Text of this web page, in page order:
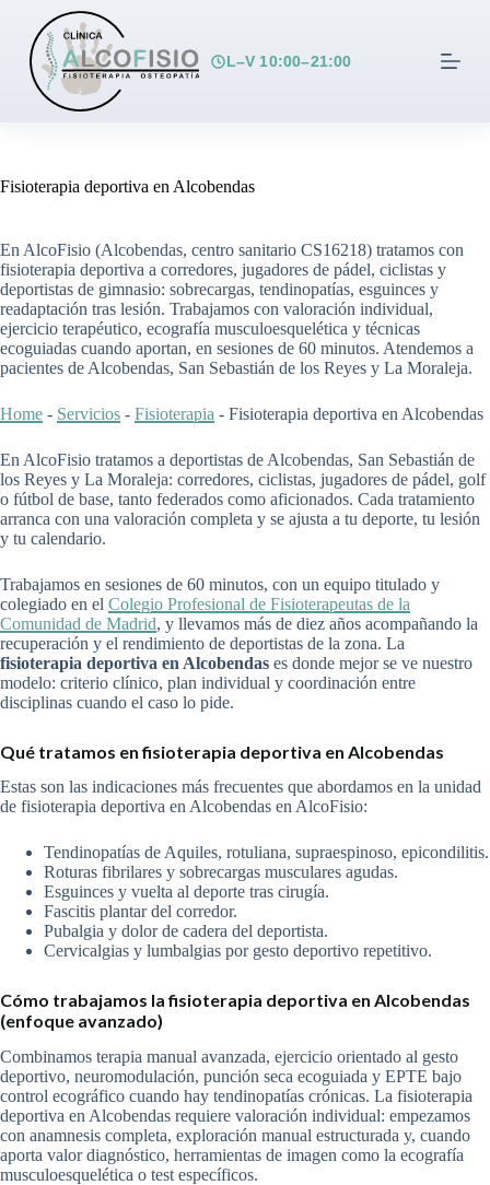
c
o
e
n
i
d
o
L–V 10:00–21:00
Fisioterapia deportiva en Alcobendas
En AlcoFisio (Alcobendas, centro sanitario CS16218) tratamos con
fisioterapia deportiva a corredores, jugadores de pádel, ciclistas y
deportistas de gimnasio: sobrecargas, tendinopatías, esguinces y
readaptación tras lesión. Trabajamos con valoración individual,
ejercicio terapéutico, ecografía musculoesquelética y técnicas
ecoguiadas cuando aportan, en sesiones de 60 minutos. Atendemos a
pacientes de Alcobendas, San Sebastián de los Reyes y La Moraleja.
Home - Servicios - Fisioterapia - Fisioterapia deportiva en Alcobendas
En AlcoFisio tratamos a deportistas de Alcobendas, San Sebastián de
los Reyes y La Moraleja: corredores, ciclistas, jugadores de pádel, golf
o fútbol de base, tanto federados como aficionados. Cada tratamiento
arranca con una valoración completa y se ajusta a tu deporte, tu lesión
y tu calendario.
Trabajamos en sesiones de 60 minutos, con un equipo titulado y
colegiado en el Colegio Profesional de Fisioterapeutas de la
Comunidad de Madrid, y llevamos más de diez años acompañando la
recuperación y el rendimiento de deportistas de la zona. La
fisioterapia deportiva en Alcobendas es donde mejor se ve nuestro
modelo: criterio clínico, plan individual y coordinación entre
disciplinas cuando el caso lo pide.
Qué tratamos en fisioterapia deportiva en Alcobendas
Estas son las indicaciones más frecuentes que abordamos en la unidad
de fisioterapia deportiva en Alcobendas en AlcoFisio:
Tendinopatías de Aquiles, rotuliana, supraespinoso, epicondilitis.
Roturas fibrilares y sobrecargas musculares agudas.
Esguinces y vuelta al deporte tras cirugía.
Fascitis plantar del corredor.
Pubalgia y dolor de cadera del deportista.
Cervicalgias y lumbalgias por gesto deportivo repetitivo.
Cómo trabajamos la fisioterapia deportiva en Alcobendas
(enfoque avanzado)
Combinamos terapia manual avanzada, ejercicio orientado al gesto
deportivo, neuromodulación, punción seca ecoguiada y EPTE bajo
control ecográfico cuando hay tendinopatías crónicas. La fisioterapia
deportiva en Alcobendas requiere valoración individual: empezamos
con anamnesis completa, exploración manual estructurada y, cuando
aporta valor diagnóstico, herramientas de imagen como la ecografía
musculoesquelética o test específicos.